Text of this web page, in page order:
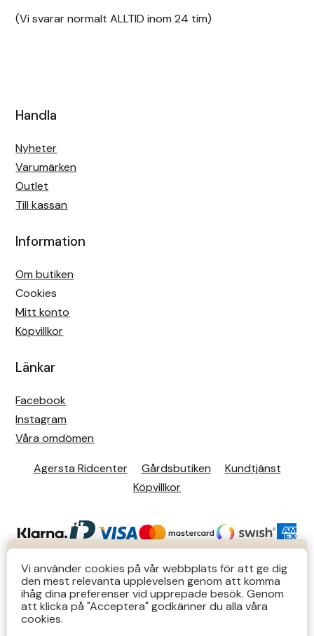
KUNDTJÄNST
Butiks- & telefontider Mån-Tors 12-14 Lör 12-14
övriga tider via e-post: order@agersta.nu
(Vi svarar normalt ALLTID inom 24 tim)
Handla
Nyheter
Varumärken
Outlet
Till kassan
Information
Om butiken
Cookies
Mitt konto
Köpvillkor
Länkar
Facebook
Instagram
Våra omdömen
Agersta Ridcenter Gårdsbutiken
Kundtjänst
Köpvillkor
© 2026 Agersta.
Vi använder cookies på vår webbplats för att ge dig
den mest relevanta upplevelsen genom att komma
ihåg dina preferenser vid upprepade besök. Genom
att klicka på "Acceptera" godkänner du alla våra
cookies.